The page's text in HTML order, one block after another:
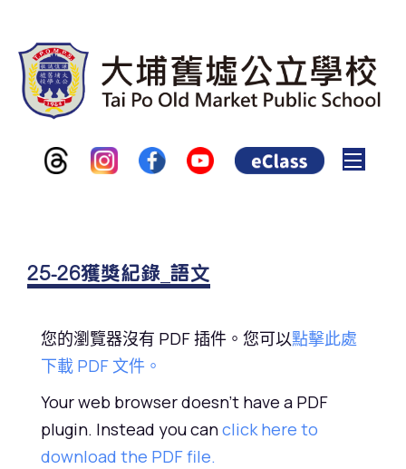
25-26獲獎紀錄_語文
您的瀏覽器沒有 PDF 插件。您可以點擊此處
下載 PDF 文件。
Your web browser doesn't have a PDF
plugin. Instead you canclick here to
download the PDF file.